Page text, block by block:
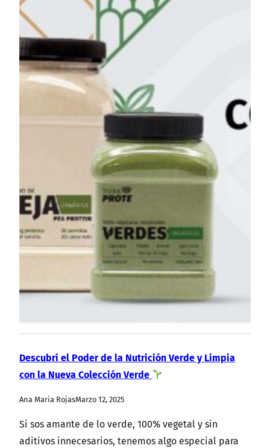
Descubrí el Poder de la Nutrición Verde y Limpia
con la Nueva Colección Verde
Ana Maria RojasMarzo 12, 2025
Si sos amante de lo verde, 100% vegetal y sin
aditivos innecesarios, tenemos algo especial para